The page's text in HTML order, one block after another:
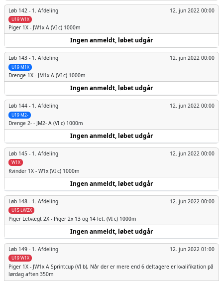
Løb 142 - 1. Afdeling 12. jun 2022 00:00
U19 W1X
Piger 1X - JW1x A (VI c) 1000m
Ingen anmeldt, løbet udgår
Løb 143 - 1. Afdeling 12. jun 2022 00:00
U19 M1X
Drenge 1X - JM1x A (VI c) 1000m
Ingen anmeldt, løbet udgår
Løb 144 - 1. Afdeling 12. jun 2022 00:00
U19 M2-
Drenge 2- - JM2- A (VI c) 1000m
Ingen anmeldt, løbet udgår
Løb 145 - 1. Afdeling 12. jun 2022 00:00
W1X
Kvinder 1X - W1x (VI c) 1000m
Ingen anmeldt, løbet udgår
Løb 148 - 1. Afdeling 12. jun 2022 00:00
U15 LW2X
Piger Letvægt 2X - Piger 2x 13 og 14 let. (VI c) 1000m
Ingen anmeldt, løbet udgår
Løb 149 - 1. Afdeling 12. jun 2022 01:00
U19 W1X
Piger 1X - JW1x A Sprintcup (VI b), Når der er mere end 6 deltagere er kvalifikation på
lørdag aften 350m